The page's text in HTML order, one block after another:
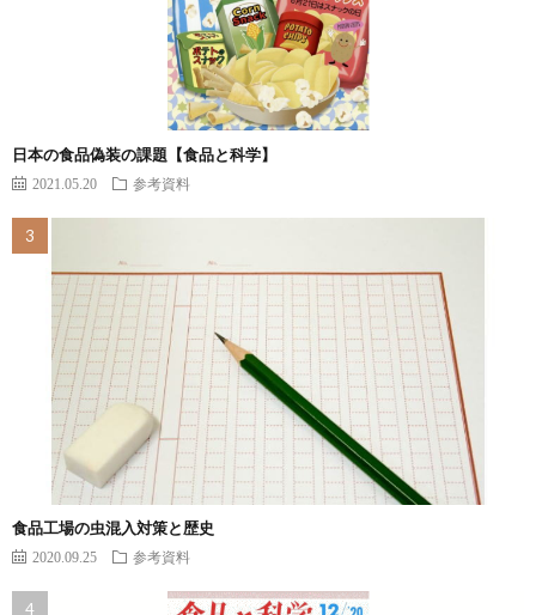
日本の食品偽装の課題【食品と科学】
2021.05.20 参考資料
食品工場の虫混入対策と歴史
2020.09.25 参考資料